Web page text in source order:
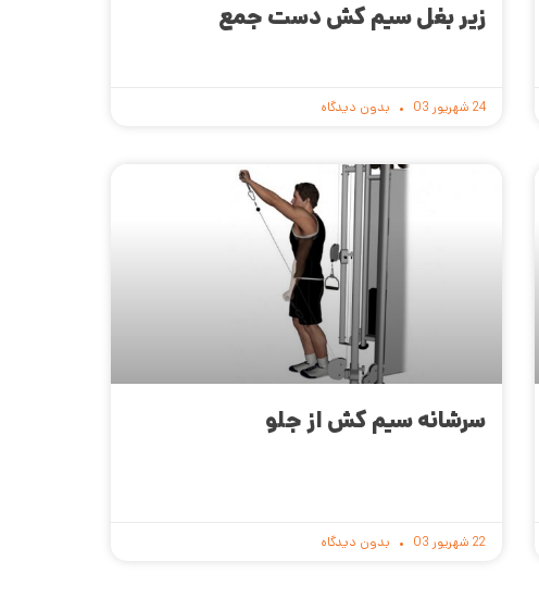
زیر بغل سیم کش دست جمع
24 شهریور 03 بدون دیدگاه
سرشانه سیم کش از جلو
22 شهریور 03 بدون دیدگاه